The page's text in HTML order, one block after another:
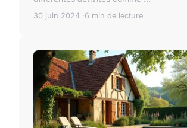
30 juin 2024 6 min de lecture